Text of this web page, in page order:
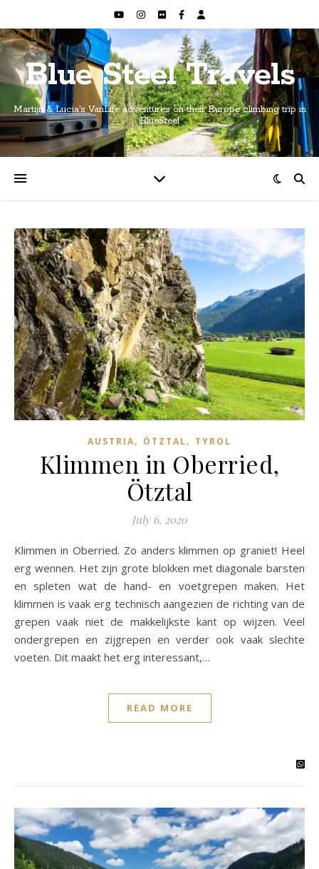
Blue Steel Travels
Martijn & Lucia's VanLife adventures on their Europe climbing trip in
BlueSteel
AUSTRIA, ÖTZTAL, TYROL
Klimmen in Oberried,
Ötztal
July 6, 2020
Klimmen in Oberried. Zo anders klimmen op graniet! Heel
erg wennen. Het zijn grote blokken met diagonale barsten
en spleten wat de hand- en voetgrepen maken. Het
klimmen is vaak erg technisch aangezien de richting van de
grepen vaak niet de makkelijkste kant op wijzen. Veel
ondergrepen en zijgrepen en verder ook vaak slechte
voeten. Dit maakt het erg interessant,…
READ MORE